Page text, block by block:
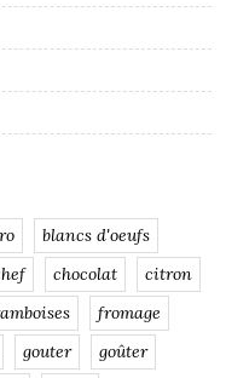
blancs d'oeufs
chocolat
citron
fromage
gouter
goûter